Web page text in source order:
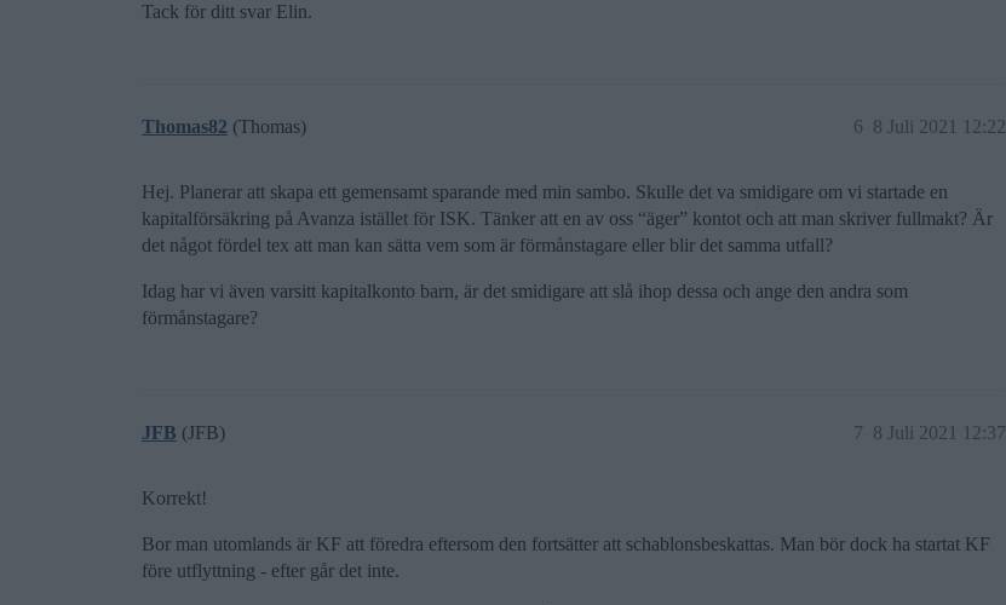
Tack för ditt svar Elin.
Thomas82 (Thomas) 8 Juli 2021 12:22
6
Hej. Planerar att skapa ett gemensamt sparande med min sambo. Skulle det va smidigare om vi startade en
kapitalförsäkring på Avanza istället för ISK. Tänker att en av oss “äger” kontot och att man skriver fullmakt? Är
det något fördel tex att man kan sätta vem som är förmånstagare eller blir det samma utfall?
Idag har vi även varsitt kapitalkonto barn, är det smidigare att slå ihop dessa och ange den andra som
förmånstagare?
JFB (JFB) 8 Juli 2021 12:37
7
Korrekt!
Bor man utomlands är KF att föredra eftersom den fortsätter att schablonsbeskattas. Man bör dock ha startat KF
före utflyttning - efter går det inte.